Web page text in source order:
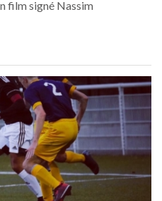
film signé Nassim